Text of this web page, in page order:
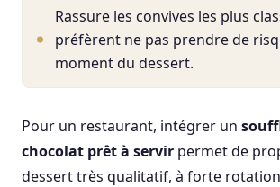
Rassure les convives les plus
préfèrent ne pas prendre de
moment du dessert.
Pour un restaurant, intégrer un
chocolat prêt à servir permet de
dessert très qualitatif, à forte